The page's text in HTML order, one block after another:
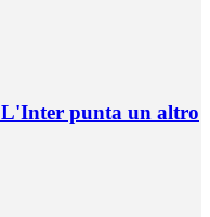
punta un altro